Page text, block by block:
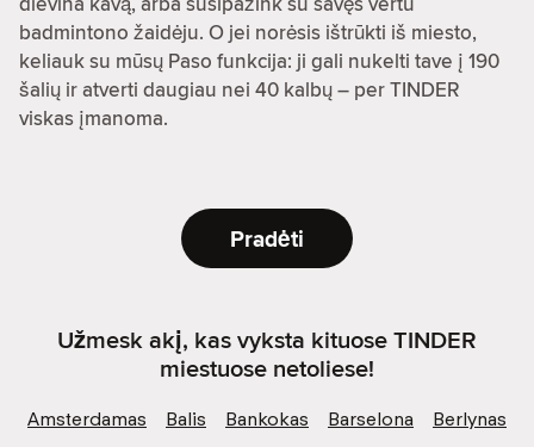
badmintono žaidėju. O jei norėsis ištrūkti iš miesto,
keliauk su mūsų Paso funkcija: ji gali nukelti tave į 190
šalių ir atverti daugiau nei 40 kalbų – per TINDER
viskas įmanoma.
Pradėti
Užmesk akį, kas vyksta kituose TINDER
miestuose netoliese!
Amsterdamas Balis Bankokas Barselona
Berlynas